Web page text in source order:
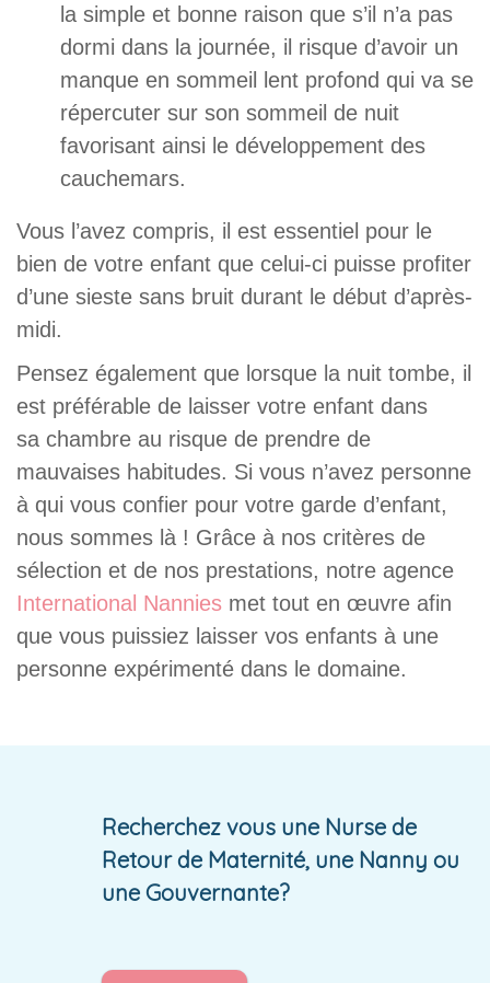
la simple et bonne raison que s’il n’a pas
dormi dans la journée, il risque d’avoir un
manque en sommeil lent profond qui va se
répercuter sur son sommeil de nuit
favorisant ainsi le développement des
cauchemars.
Vous l’avez compris, il est essentiel pour le
bien de votre enfant que celui-ci puisse profiter
d’une sieste sans bruit durant le début d’après-
midi.
Pensez également que lorsque la nuit tombe, il
est préférable de laisser votre enfant dans
sa chambre au risque de prendre de
mauvaises habitudes. Si vous n’avez personne
à qui vous confier pour votre garde d’enfant,
nous sommes là ! Grâce à nos critères de
sélection et de nos prestations, notre agence
International Nannies met tout en œuvre afin
que vous puissiez laisser vos enfants à une
personne expérimenté dans le domaine.
Recherchez vous une Nurse de
Retour de Maternité, une Nanny ou
une Gouvernante?